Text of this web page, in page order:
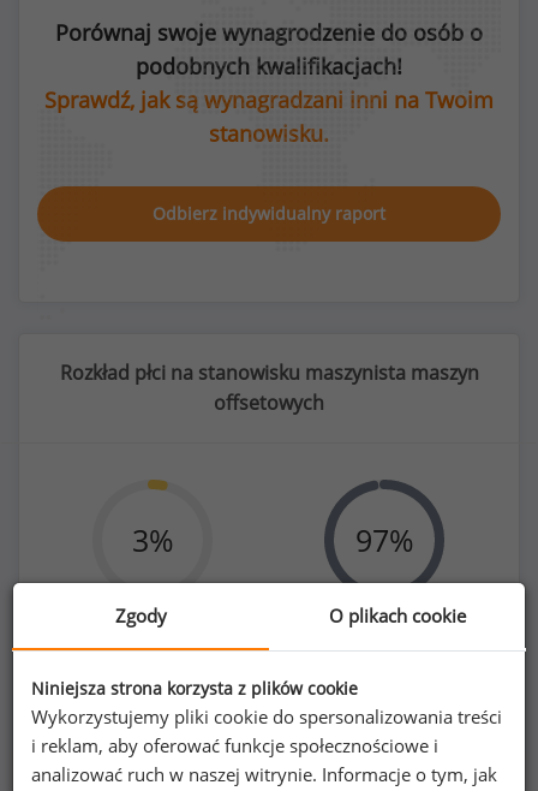
Porównaj swoje wynagrodzenie do osób o
podobnych kwalifikacjach!
Sprawdź, jak są wynagradzani inni na Twoim
stanowisku.
Odbierz indywidualny raport
Rozkład płci na stanowisku maszynista maszyn
offsetowych
3%
7
97%
Zgody O plikach cookie
Niniejsza strona korzysta z plików cookie
Wykorzystujemy pliki cookie do spersonalizowania treści
i reklam, aby oferować funkcje społecznościowe i
analizować ruch w naszej witrynie. Informacje o tym, jak